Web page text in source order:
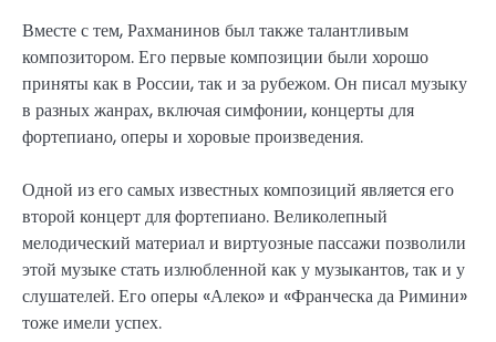
Вместе с тем, Рахманинов был также талантливым
композитором. Его первые композиции были хорошо
приняты как в России, так и за рубежом. Он писал музыку
в разных жанрах, включая симфонии, концерты для
фортепиано, оперы и хоровые произведения.
Одной из его самых известных композиций является его
второй концерт для фортепиано. Великолепный
мелодический материал и виртуозные пассажи позволили
этой музыке стать излюбленной как у музыкантов, так и у
слушателей. Его оперы «Алеко» и «Франческа да Римини»
тоже имели успех.